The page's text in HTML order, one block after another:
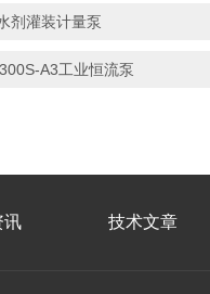
剂灌装计量泵
A3工业恒流泵
讯 技术文章